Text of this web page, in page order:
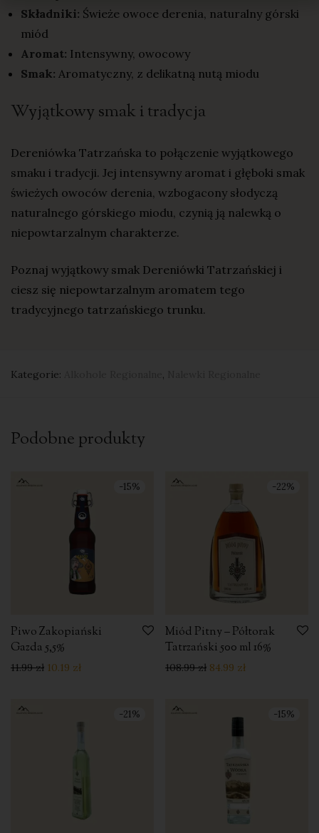
Składniki: Świeże owoce derenia, naturalny górski
miód
Aromat: Intensywny, owocowy
Smak: Aromatyczny, z delikatną nutą miodu
Wyjątkowy smak i tradycja
Dereniówka Tatrzańska to połączenie wyjątkowego
smaku i tradycji. Jej intensywny aromat i głęboki smak
świeżych owoców derenia, wzbogacony słodyczą
naturalnego górskiego miodu, czynią ją nalewką o
niepowtarzalnym charakterze.
Poznaj wyjątkowy smak Dereniówki Tatrzańskiej i
ciesz się niepowtarzalnym aromatem tego
tradycyjnego tatrzańskiego trunku.
Kategorie: ,
Podobne produkty
-15%
Piwo Zakopiański
Gazda 5,5%
11.99zł 10.19 zł
-22%
Miód Pitny – Półtorak
Tatrzański 500 ml 16%
108.99zł 84.99 zł
-21% -15%